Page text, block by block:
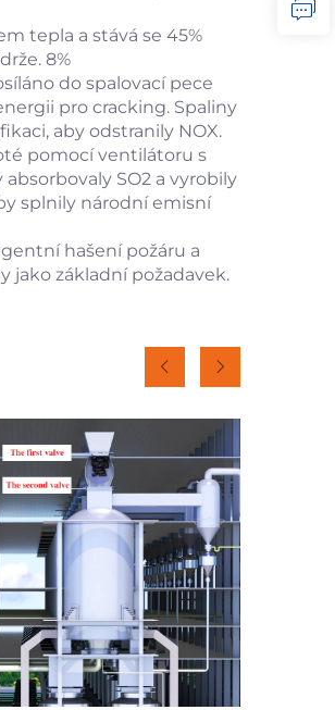
tepla a stává se 45%
8%
do spalovací pece
pro cracking. Spaliny
aby odstranily NOX.
pomocí ventilátoru s
SO2 a vyrobily
splnily národní emisní
hašení požáru a
jako základní požadavek.